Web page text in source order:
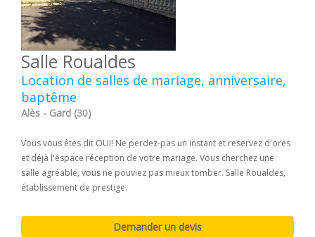
Salle Roualdes
Location de salles de mariage, anniversaire,
baptême
Alès - Gard (30)
Vous vous êtes dit OUI! Ne perdez-pas un instant et reservez d'ores
et déjà l'espace réception de votre mariage. Vous cherchez une
salle agréable, vous ne pouviez pas mieux tomber. Salle Roualdes,
établissement de prestige.